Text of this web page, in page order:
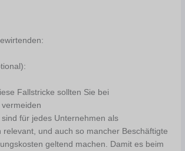
Fallstricke sollten Sie bei
für jedes Unternehmen als
relevant, und auch so mancher Beschäftigte
geltend machen. Damit es beim